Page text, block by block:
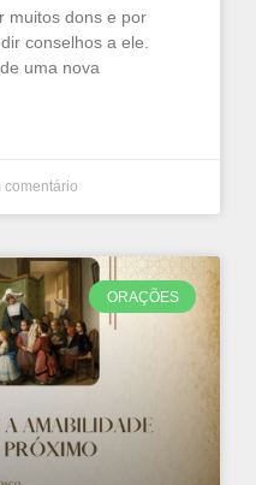
muitos dons e por
conselhos a ele.
uma nova
comentário
ORAÇÕES